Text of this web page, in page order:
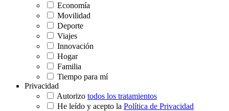
Economía
Movilidad
Deporte
Viajes
Innovación
Hogar
Familia
Tiempo para mí
Privacidad
Autorizo todos los tratamientos
He leído y acepto la Política de Privacidad